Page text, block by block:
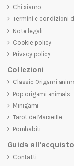
Chi siamo
Termini e condizioni
Note legali
Cookie policy
Privacy policy
Collezioni
Classic Origami
Pop origami animals
Minigami
Tarot de Marseille
Pornhabiti
Guida all'acquisto
Contatti